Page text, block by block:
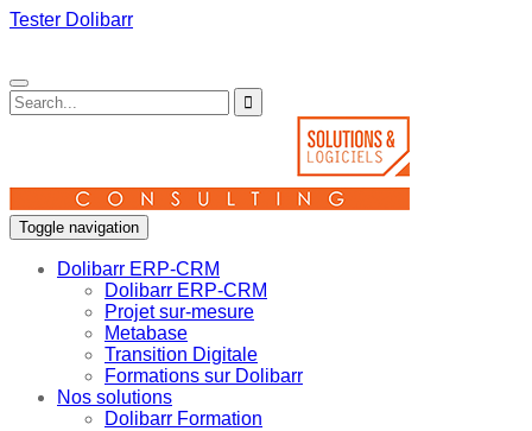
Tester Dolibarr
Toggle navigation
Dolibarr ERP-CRM
Dolibarr ERP-CRM
Projet sur-mesure
Metabase
Transition Digitale
Formations sur Dolibarr
Nos solutions
Dolibarr Formation